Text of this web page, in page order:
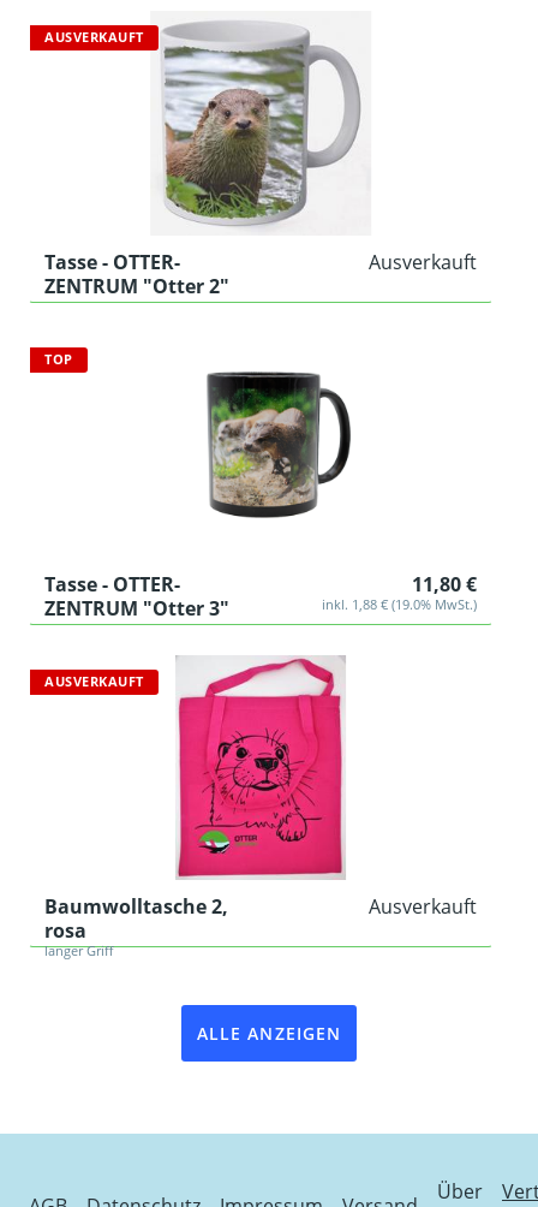
AUSVERKAUFT
Tasse - OTTER-
ZENTRUM "Otter 2"
Ausverkauft
TOP
Tasse - OTTER-
ZENTRUM "Otter 3"
11,80 €
inkl. 1,88 € (19.0% MwSt.)
AUSVERKAUFT
Baumwolltasche 2,
rosa
langer Griff
Ausverkauft
ALLE ANZEIGEN
Über